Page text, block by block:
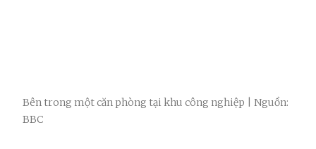
Bên trong một căn phòng tại khu công nghiệp | Nguồn:
BBC